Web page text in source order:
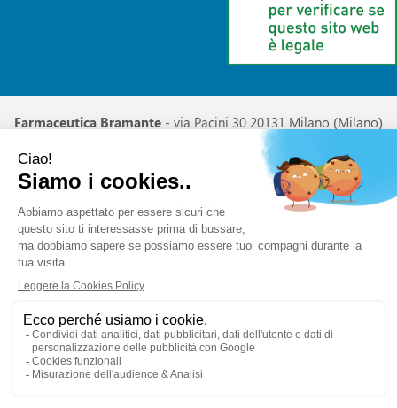
Farmaceutica Bramante - via Pacini 30 20131 Milano (Milano)
Tel.: 022663818
01032620153 | Numero R.E.A.:
Powered by Prenofa Web Design Fulcri srl